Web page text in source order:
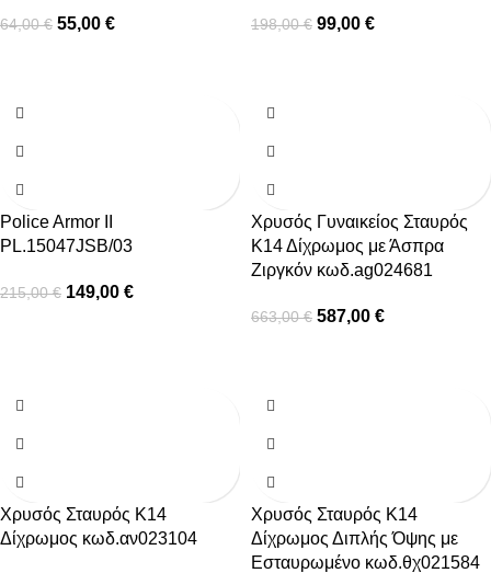
64,00€ 55,00 € 198,00€ 99,00 €
Police Armor II
PL.15047JSB/03
215,00€ 149,00 €
Χρυσός Γυναικείος Σταυρός
Κ14 Δίχρωμος με Άσπρα
Ζιργκόν κωδ.ag024681
663,00€ 587,00 €
Χρυσός Σταυρός Κ14
Δίχρωμος κωδ.αν023104
Χρυσός Σταυρός Κ14
Δίχρωμος Διπλής Όψης με
Εσταυρωμένο κωδ.θχ021584